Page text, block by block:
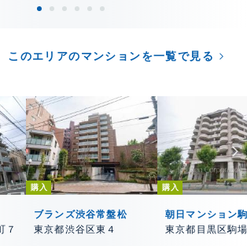
このエリアのマンションを一覧で見る
７
購入
ブランズ渋谷常盤松
東京都渋谷区東４
購入
朝日マンション
東京都目黒区駒